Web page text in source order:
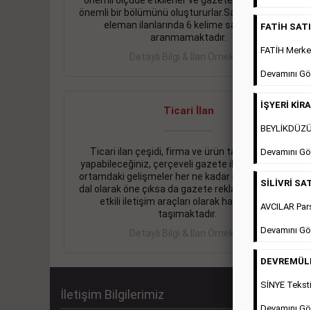
önemli bir bölümünü oluştururlar.Sabah sarı sayfa
eleman ilanlarında 6 kelime sayısı şartı
aranmamaktadır.
Detaylı Bilgi & İlan Örnekleri
Ticari İlan
Ticari ilan çeşidi, firma ve ürün tanıtımlarınızı
yapabileceğiniz, çerçeveli gazete ilanlarıdır. Dijital
ortamdaki gelişmeler her ne kadar ihtiyacın arttığı
dal olarak öne çıksa da gazete reklamları halen en
etkili iletişim araçları olarak hayati önem
taşımaktadır.
Detaylı Bilgi & İlan Örnekleri
İletişim Bilgilerimiz
FATİH
FATİH
Devamını
İŞYERİ
Devamını
SİLİVRİ
AVCILAR
Devamını
SİNYE